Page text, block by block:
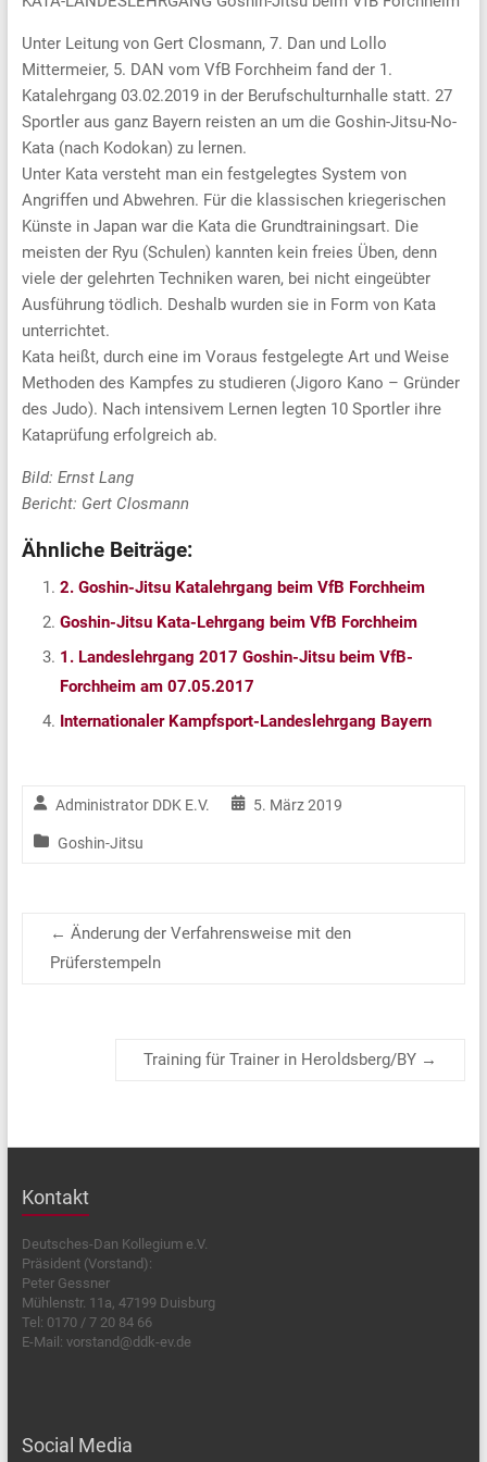
Unter Leitung von Gert Closmann, 7. Dan und Lollo
Mittermeier, 5. DAN vom VfB Forchheim fand der 1.
Katalehrgang 03.02.2019 in der Berufschulturnhalle statt. 27
Sportler aus ganz Bayern reisten an um die Goshin-Jitsu-No-
Kata (nach Kodokan) zu lernen.
Unter Kata versteht man ein festgelegtes System von
Angriffen und Abwehren. Für die klassischen kriegerischen
Künste in Japan war die Kata die Grundtrainingsart. Die
meisten der Ryu (Schulen) kannten kein freies Üben, denn
viele der gelehrten Techniken waren, bei nicht eingeübter
Ausführung tödlich. Deshalb wurden sie in Form von Kata
unterrichtet.
Kata heißt, durch eine im Voraus festgelegte Art und Weise
Methoden des Kampfes zu studieren (Jigoro Kano – Gründer
des Judo). Nach intensivem Lernen legten 10 Sportler ihre
Kataprüfung erfolgreich ab.
Bild: Ernst Lang
Bericht: Gert Closmann
Ähnliche Beiträge:
2. Goshin-Jitsu Katalehrgang beim VfB Forchheim
Goshin-Jitsu Kata-Lehrgang beim VfB Forchheim
1. Landeslehrgang 2017 Goshin-Jitsu beim VfB-
Forchheim am 07.05.2017
Internationaler Kampfsport-Landeslehrgang Bayern
Administrator DDK E.V. 5. März 2019
Goshin-Jitsu
← Änderung der Verfahrensweise mit den
Prüferstempeln
Training für Trainer in Heroldsberg/BY →
Kontakt
Deutsches-Dan Kollegium e.V.
Präsident (Vorstand):
Peter Gessner
Mühlenstr. 11a, 47199 Duisburg
Tel: 0170 / 7 20 84 66
E-Mail: vorstand@ddk-ev.de
Social Media